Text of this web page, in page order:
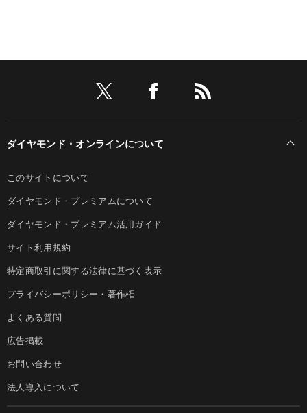
ダイヤモンド・オンラインについて
このサイトについて
ダイヤモンド・プレミアムについて
ダイヤモンド・プレミアム活用ガイド
サイト利用規約
特定商取引に関する法律に基づく表示
プライバシーポリシー・著作権
よくある質問
広告掲載
お問い合わせ
法人導入について